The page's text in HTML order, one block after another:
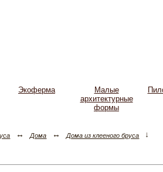
Экоферма
Малые
архитектурные
формы
↔ Дома ↔ Дома из клееного бруса ↓